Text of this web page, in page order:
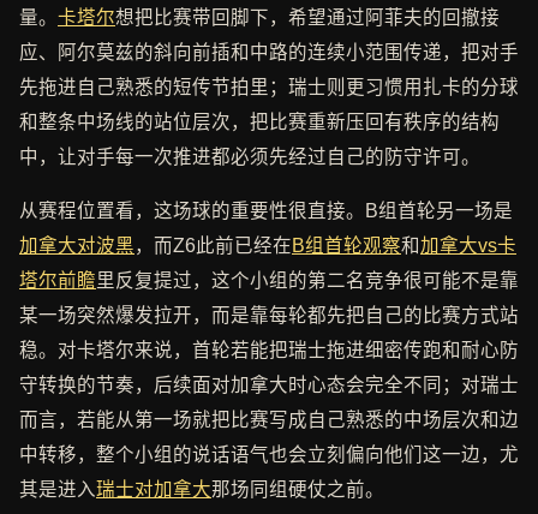
量。 卡塔尔想把比赛带回脚下，希望通过阿菲夫的回撤接
应、阿尔莫兹的斜向前插和中路的连续小范围传递，把对手
先拖进自己熟悉的短传节拍里；瑞士则更习惯用扎卡的分球
和整条中场线的站位层次，把比赛重新压回有秩序的结构
中，让对手每一次推进都必须先经过自己的防守许可。
从赛程位置看，这场球的重要性很直接。B组首轮另一场是
加拿大对波黑，而Z6此前已经在B组首轮观察和加拿大vs卡
塔尔前瞻里反复提过，这个小组的第二名竞争很可能不是靠
某一场突然爆发拉开，而是靠每轮都先把自己的比赛方式站
稳。对卡塔尔来说，首轮若能把瑞士拖进细密传跑和耐心防
守转换的节奏，后续面对加拿大时心态会完全不同；对瑞士
而言，若能从第一场就把比赛写成自己熟悉的中场层次和边
中转移，整个小组的说话语气也会立刻偏向他们这一边，尤
其是进入瑞士对加拿大那场同组硬仗之前。